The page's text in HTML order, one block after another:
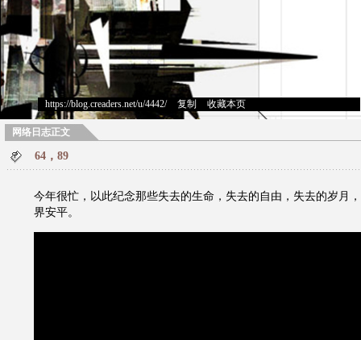
https://blog.creaders.net/u/4442/> 复制 收藏本页
网络日志正文
64，89
今年很忙，以此纪念那些失去的生命，失去的自由，失去的岁月
界安平。